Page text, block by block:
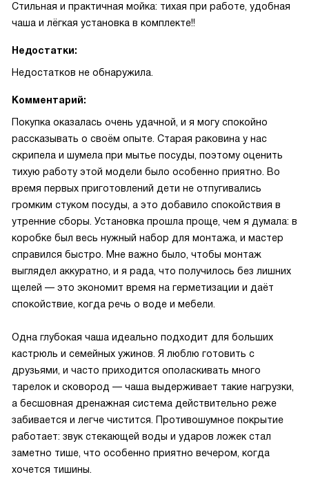
Стильная и практичная мойка: тихая при работе, удобная
чаша и лёгкая установка в комплекте!!
Недостатки:
Недостатков не обнаружила.
Комментарий:
Покупка оказалась очень удачной, и я могу спокойно
рассказывать о своём опыте. Старая раковина у нас
скрипела и шумела при мытье посуды, поэтому оценить
тихую работу этой модели было особенно приятно. Во
время первых приготовлений дети не отпугивались
громким стуком посуды, а это добавило спокойствия в
утренние сборы. Установка прошла проще, чем я думала: в
коробке был весь нужный набор для монтажа, и мастер
справился быстро. Мне важно было, чтобы монтаж
выглядел аккуратно, и я рада, что получилось без лишних
щелей — это экономит время на герметизации и даёт
спокойствие, когда речь о воде и мебели.
Одна глубокая чаша идеально подходит для больших
кастрюль и семейных ужинов. Я люблю готовить с
друзьями, и часто приходится ополаскивать много
тарелок и сковород — чаша выдерживает такие нагрузки,
а бесшовная дренажная система действительно реже
забивается и легче чистится. Противошумное покрытие
работает: звук стекающей воды и ударов ложек стал
заметно тише, что особенно приятно вечером, когда
хочется тишины.